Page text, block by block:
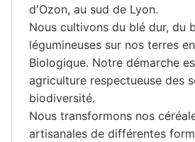
d'Ozon, au sud de Lyon.
Nous cultivons du blé dur, du
légumineuses sur nos terres
Biologique. Notre démarche
agriculture respectueuse des
biodiversité.
Nous transformons nos
artisanales de différentes